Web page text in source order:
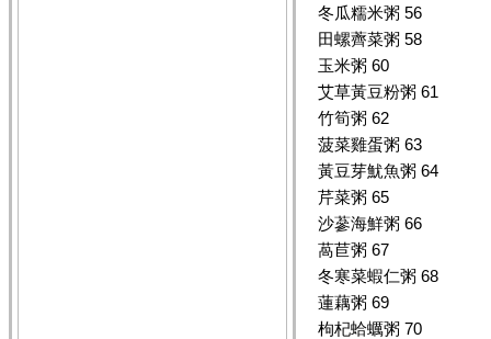
冬瓜糯米粥 56
田螺薺菜粥 58
玉米粥 60
艾草黃豆粉粥 61
竹筍粥 62
菠菜雞蛋粥 63
黃豆芽魷魚粥 64
芹菜粥 65
沙蔘海鮮粥 66
萵苣粥 67
冬寒菜蝦仁粥 68
蓮藕粥 69
枸杞蛤蠣粥 70